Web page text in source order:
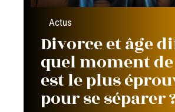
Actus
Divorce et âge
quel moment
est le plus
pour se séparer